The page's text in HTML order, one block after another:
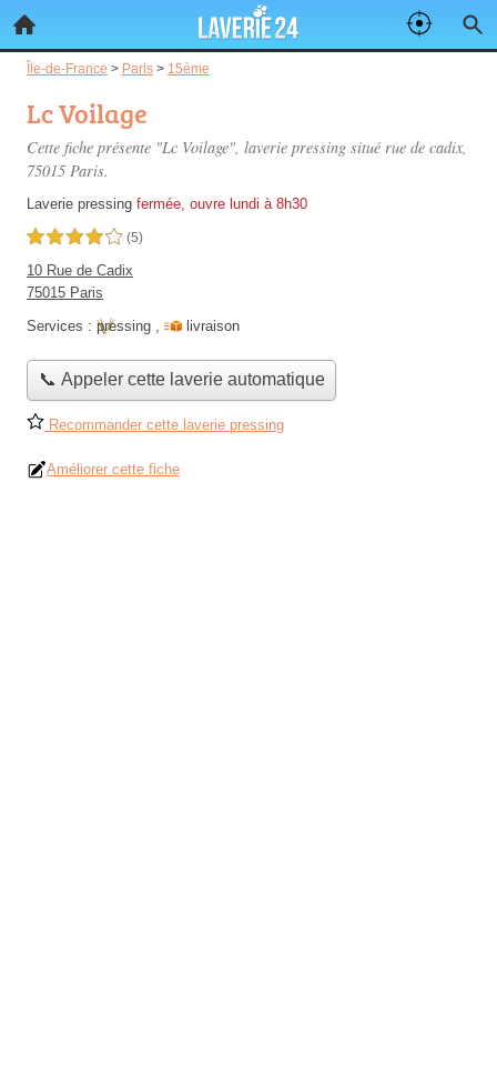
Île-de-France > Paris > 15ème
Lc Voilage
Cette fiche présente "Lc Voilage", laverie pressing situé rue de cadix,
75015 Paris.
Laverie pressing fermée, ouvre lundi à 8h30
4,0 étoiles sur 5 (5)
10 Rue de Cadix
75015 Paris
Services : pressing , livraison
📞 Appeler cette laverie automatique
Recommander cette laverie pressing
Améliorer cette fiche